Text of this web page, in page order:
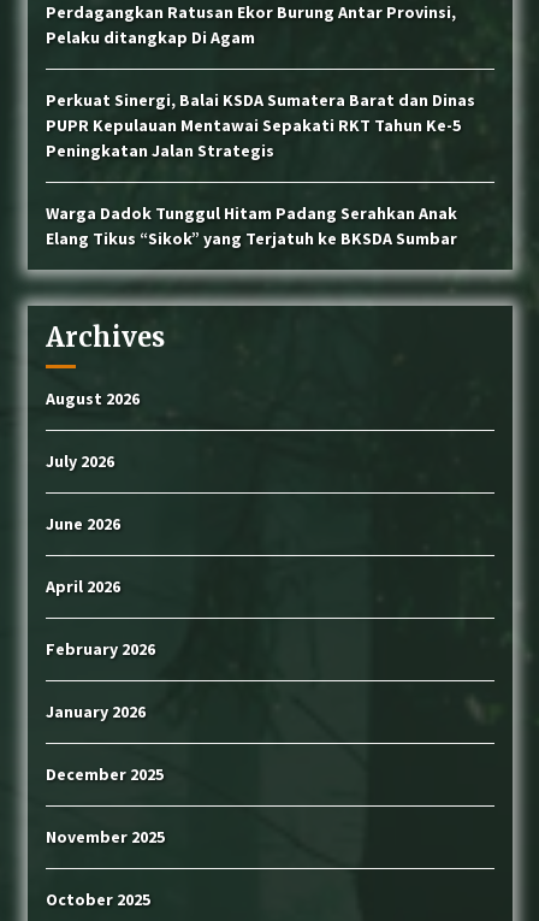
Perdagangkan Ratusan Ekor Burung Antar Provinsi,
Pelaku ditangkap Di Agam
Perkuat Sinergi, Balai KSDA Sumatera Barat dan Dinas
PUPR Kepulauan Mentawai Sepakati RKT Tahun Ke-5
Peningkatan Jalan Strategis
Warga Dadok Tunggul Hitam Padang Serahkan Anak
Elang Tikus “Sikok” yang Terjatuh ke BKSDA Sumbar
Archives
August 2026
July 2026
June 2026
April 2026
February 2026
January 2026
December 2025
November 2025
October 2025